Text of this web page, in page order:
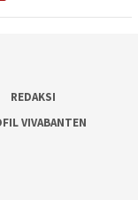
REDAKSI
VIVABANTEN